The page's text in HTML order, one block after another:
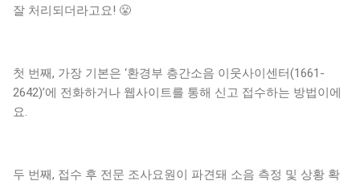
잘 처리되더라고요! 😤
첫 번째, 가장 기본은 ‘환경부 층간소음 이웃사이센터(1661-
2642)’에 전화하거나 웹사이트를 통해 신고 접수하는 방법이에
요.
두 번째, 접수 후 전문 조사요원이 파견돼 소음 측정 및 상황 확